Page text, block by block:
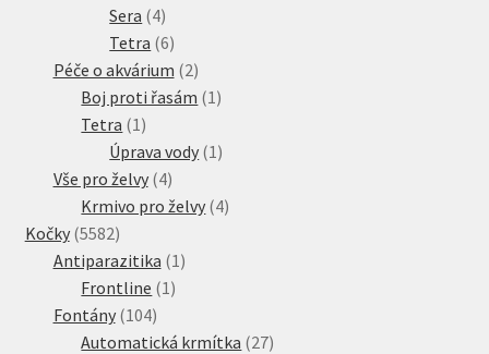
Sera 44
produkty
Tetra 66
produktů
Péče o akvárium 22
produkty
Boj proti řasám 1 1
Tetra 1 1
produkt
Úprava vody 1 1
Vše pro želvy 44
produkty
Krmivo pro želvy 44
Kočky 55825582
produktů
Antiparazitika 1 1
Frontline 1 1
Fontány 104104
produktů
Automatická krmítka 2727